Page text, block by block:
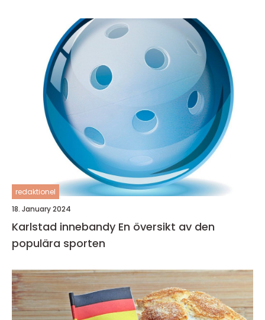
redaktionel
18. January 2024
Karlstad innebandy En översikt av den
populära sporten